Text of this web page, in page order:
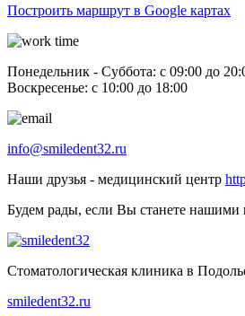
Построить маршрут в Google картах
Понедельник - Суббота: с 09:00 до
Воскресенье: с 10:00 до 18:00
info@smiledent32.ru
Наши друзья - медицинский центр
Будем рады, если Вы станете нашими
Стоматологическая клиника в
smiledent32.ru